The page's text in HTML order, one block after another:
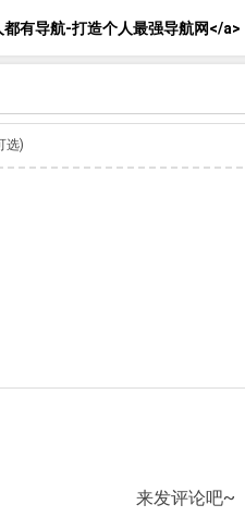
有导航-打造个人最强导航网</a>
选)
来发评论吧~